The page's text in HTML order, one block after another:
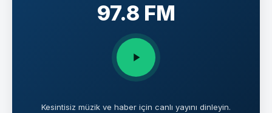
97.8 FM
Kesintisiz müzik ve haber için canlı yayını dinleyin.